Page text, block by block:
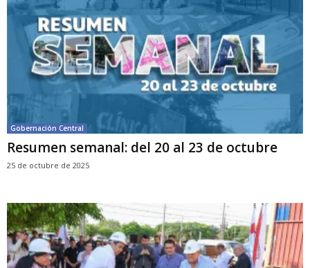
Gobernación Central
Resumen semanal: del 20 al 23 de octubre
25 de octubre de 2025